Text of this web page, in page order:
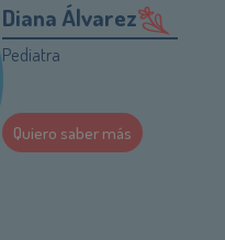
Diana Álvarez
Pediatra
Quiero saber más